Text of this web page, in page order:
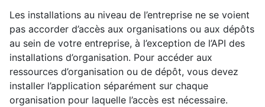
Les installations au niveau de l’entreprise ne se voient
pas accorder d’accès aux organisations ou aux dépôts
au sein de votre entreprise, à l’exception de l’API des
installations d’organisation. Pour accéder aux
ressources d’organisation ou de dépôt, vous devez
installer l’application séparément sur chaque
organisation pour laquelle l’accès est nécessaire.